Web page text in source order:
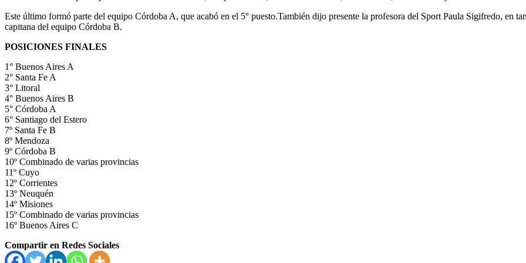
Este último formó parte del equipo Córdoba A, que acabó en el 5° puesto.También dijo presente la profesora del Sport Paula Sigifredo, en
capitana del equipo Córdoba B.
POSICIONES FINALES
1° Buenos Aires A
2° Santa Fe A
3° Litoral
4° Buenos Aires B
5° Córdoba A
6° Santiago del Estero
7º Santa Fe B
8º Mendoza
9º Córdoba B
10º Combinado de varias provincias
11º Cuyo
12º Corrientes
13º Neuquén
14º Misiones
15º Combinado de varias provincias
16º Buenos Aires C
Compartir en Redes Sociales